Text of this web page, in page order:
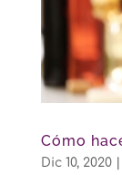
Cómo
Dic 10, 2020|